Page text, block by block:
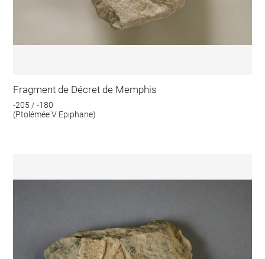
Fragment de Décret de Memphis
-205 / -180
(Ptolémée V Epiphane)